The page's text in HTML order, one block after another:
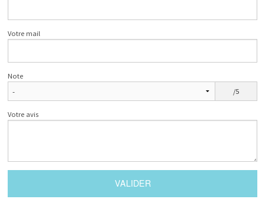
Votre mail
Note
/5
Votre avis